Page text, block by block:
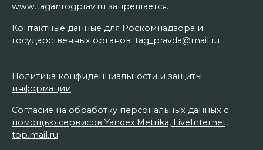
www.taganrogprav.ru запрещается.
Контактные данные для Роскомнадзора и
государственных органов: tag_pravda@mail.ru
Политика конфиденциальности и защиты
информации
Согласие на обработку персональных данных с
помощью сервисов Yandex.Metrika, LiveInternet,
top.mail.ru